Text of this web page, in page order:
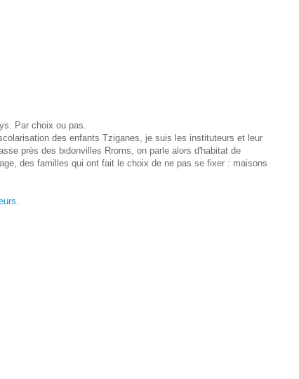
Par choix ou pas.
des enfants Tziganes, je suis les instituteurs et leur
près des bidonvilles Rroms, on parle alors d'habitat de
des familles qui ont fait le choix de ne pas se fixer : maisons
.